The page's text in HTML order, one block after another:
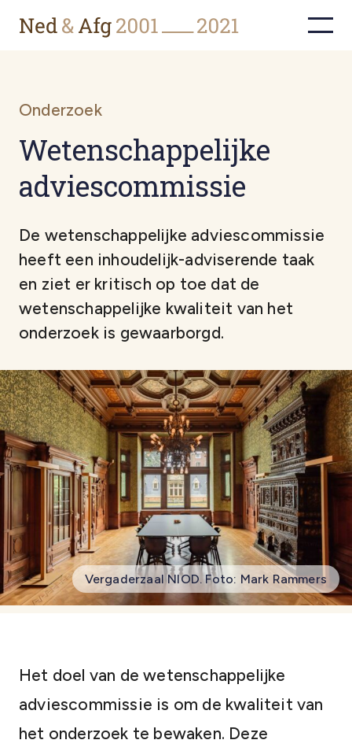
Onderzoek
Weten­schappelijke
adviescommissie
De wetenschappelijke adviescommissie
heeft een inhoudelijk-adviserende taak
en ziet er kritisch op toe dat de
wetenschappelijke kwaliteit van het
onderzoek is gewaarborgd.
Vergaderzaal NIOD. Foto: Mark Rammers
Het doel van de wetenschappelijke
adviescommissie is om de kwaliteit van
het onderzoek te bewaken. Deze